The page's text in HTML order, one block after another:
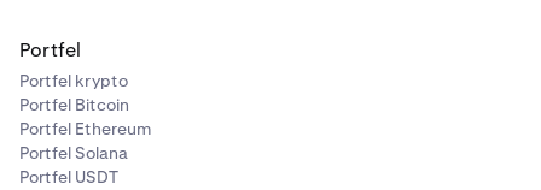
Portfel
Portfel krypto
Portfel Bitcoin
Portfel Ethereum
Portfel Solana
Portfel USDT